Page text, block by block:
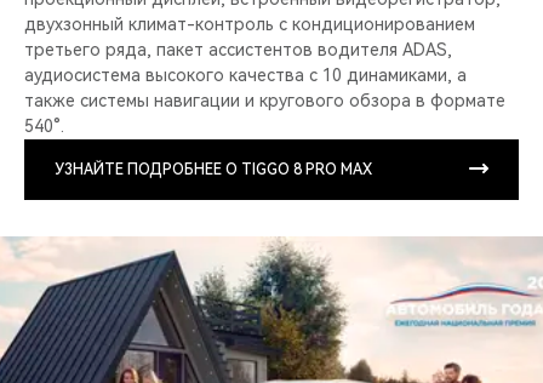
двухзонный климат-контроль с кондиционированием
третьего ряда, пакет ассистентов водителя ADAS,
аудиосистема высокого качества с 10 динамиками, а
также системы навигации и кругового обзора в формате
540°.
УЗНАЙТЕ ПОДРОБНЕЕ О TIGGO 8 PRO MAX